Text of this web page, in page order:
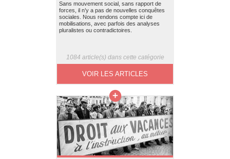
Sans mouvement social, sans rapport de
forces, il n’y a pas de nouvelles conquêtes
sociales. Nous rendons compte ici de
mobilisations, avec parfois des analyses
pluralistes ou contradictoires.
1084 article(s) dans cette catégorie
VOIR LES ARTICLES